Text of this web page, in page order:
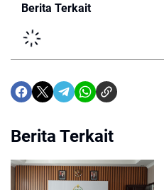
Berita Terkait
Berita Terkait